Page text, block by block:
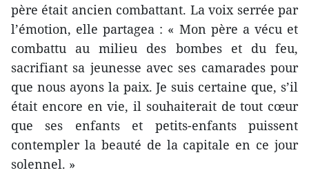
père était ancien combattant. La voix serrée par
l’émotion, elle partagea : « Mon père a vécu et
combattu au milieu des bombes et du feu,
sacrifiant sa jeunesse avec ses camarades pour
que nous ayons la paix. Je suis certaine que, s’il
était encore en vie, il souhaiterait de tout cœur
que ses enfants et petits-enfants puissent
contempler la beauté de la capitale en ce jour
solennel. »